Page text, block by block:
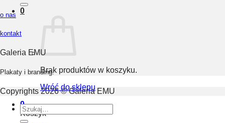
0
Brak produktów w koszyku.
Wróć do sklepu
0
Koszyk
o nas
kontakt
Galeria EMU
Plakaty i branding.
Copyrights 2026 © Galeria EMU
Szukaj: